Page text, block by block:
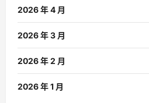
2026 年 4 月
2026 年 3 月
2026 年 2 月
2026 年 1 月